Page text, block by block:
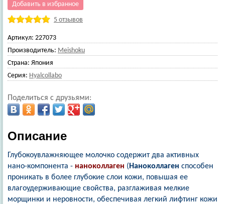
Добавить в избранное
5 отзывов
Артикул: 227073
Производитель: Meishoku
Страна: Япония
Серия: Hyalcollabo
Поделиться с друзьями:
Описание
Глубокоувлажняющее молочко содержит два активных
нано-компонента - наноколлаген ( Наноколлаген способен
проникать в более глубокие слои кожи, повышая ее
влагоудерживающие свойства, разглаживая мелкие
морщинки и неровности, обеспечивая легкий лифтинг кожи